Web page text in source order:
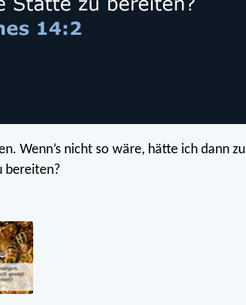
Wenn’s nicht so wäre, hätte ich dann zu
bereiten?